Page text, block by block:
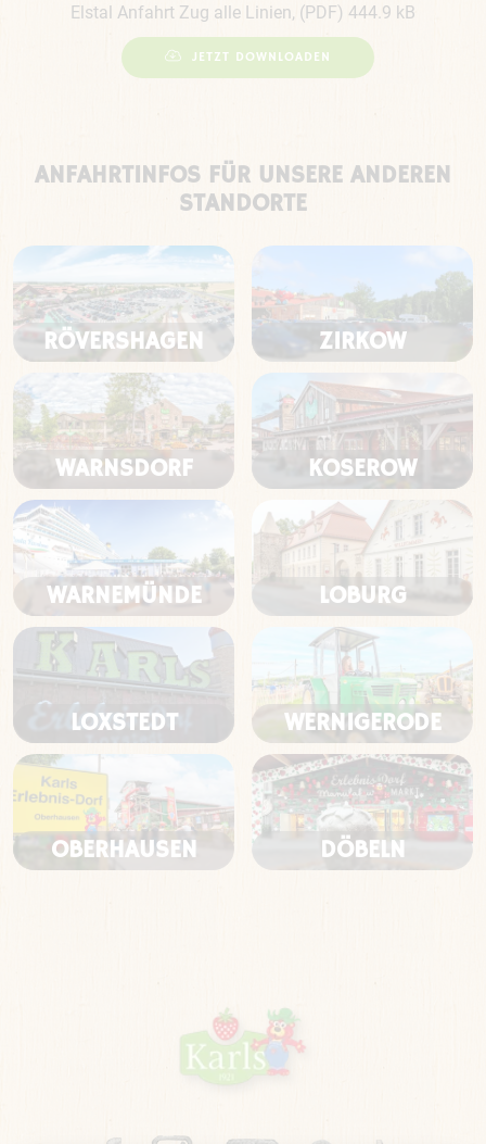
Elstal Anfahrt Zug alle Linien, (PDF) 444.9 kB
JETZT DOWNLOADEN
ANFAHRTINFOS FÜR UNSERE ANDEREN
STANDORTE
RÖVERSHAGEN ZIRKOW
WARNSDORF KOSEROW
WARNEMÜNDE LOBURG
LOXSTEDT WERNIGERODE
OBERHAUSEN DÖBELN